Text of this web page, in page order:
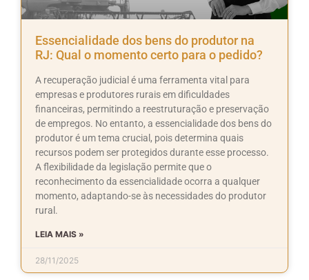
Essencialidade dos bens do produtor na
RJ: Qual o momento certo para o pedido?
A recuperação judicial é uma ferramenta vital para
empresas e produtores rurais em dificuldades
financeiras, permitindo a reestruturação e preservação
de empregos. No entanto, a essencialidade dos bens do
produtor é um tema crucial, pois determina quais
recursos podem ser protegidos durante esse processo.
A flexibilidade da legislação permite que o
reconhecimento da essencialidade ocorra a qualquer
momento, adaptando-se às necessidades do produtor
rural.
LEIA MAIS »
28/11/2025